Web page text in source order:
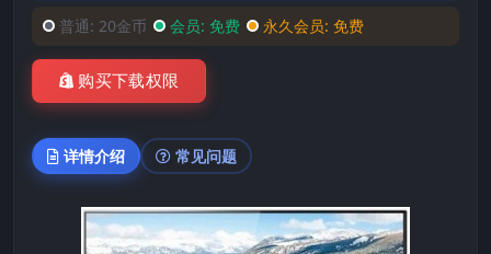
普通: 20金币 会员: 免费 永久会员: 免费
购买下载权限
详情介绍 常见问题